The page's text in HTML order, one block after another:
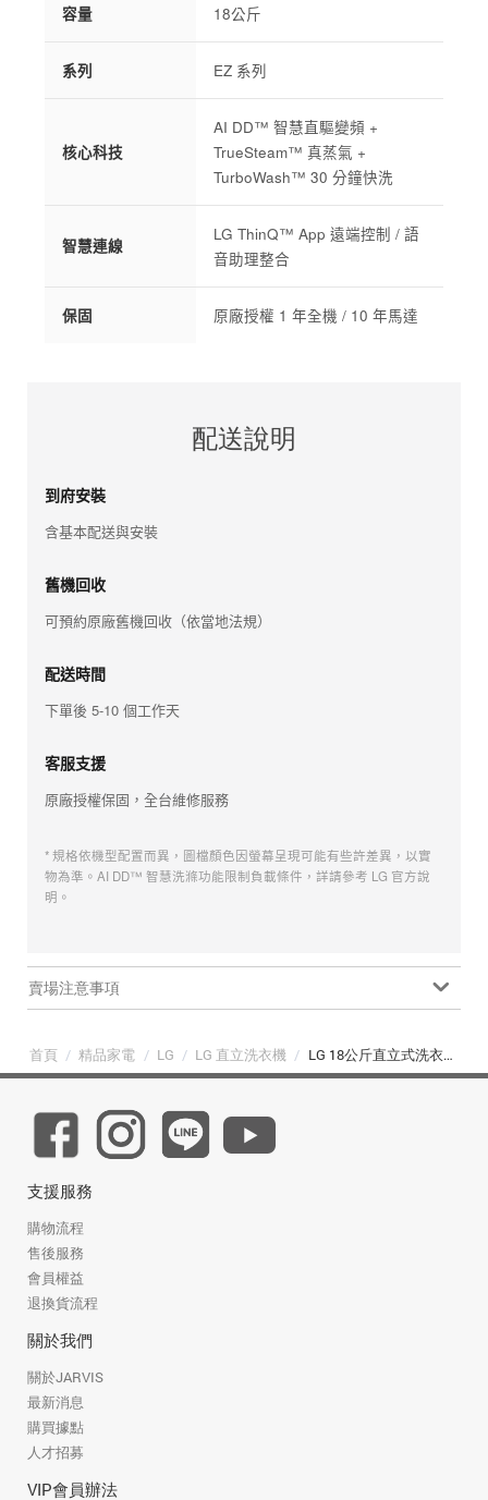
容量 18公斤
系列 EZ 系列
核心科技
AI DD™ 智慧直驅變頻 +
TrueSteam™ 真蒸氣 +
TurboWash™ 30 分鐘快洗
智慧連線
LG ThinQ™ App 遠端控制 / 語
音助理整合
保固 原廠授權 1 年全機 / 10 年馬達
配送說明
到府安裝
含基本配送與安裝
舊機回收
可預約原廠舊機回收（依當地法規）
配送時間
下單後 5-10 個工作天
客服支援
原廠授權保固，全台維修服務
* 規格依機型配置而異，圖檔顏色因螢幕呈現可能有些許差異，以實
物為準。AI DD™ 智慧洗滌功能限制負載條件，詳請參考 LG 官方說
明。
賣場注意事項
首頁 / 精品家電 / LG / LG 直立洗衣機 / LG 18公斤直立式洗衣機 EZ 系列｜雲朵白｜AI DD™ 蒸氣直驅變頻 (WT-TD18HW)
支援服務
購物流程
售後服務
會員權益
退換貨流程
關於我們
關於JARVIS
最新消息
購買據點
人才招募
VIP會員辦法